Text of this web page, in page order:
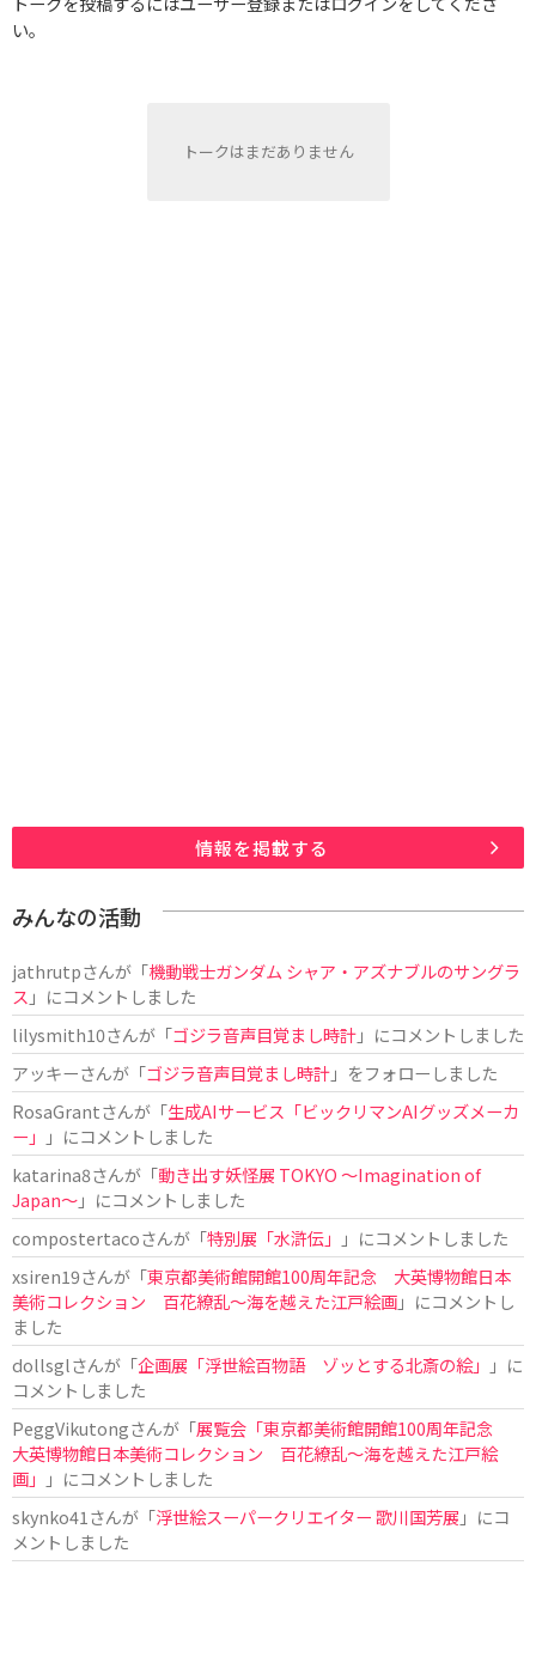
い。
トークはまだありません
情報を掲載する
みんなの活動
jathrutpさんが「機動戦士ガンダム シャア・アズナブルのサングラ
ス 」にコメントしました
lilysmith10さんが「ゴジラ音声目覚まし時計」にコメントしました
アッキーさんが「ゴジラ音声目覚まし時計」をフォローしました
RosaGrantさんが「生成AIサービス「ビックリマンAIグッズメーカ
ー」
」にコメントしました
katarina8さんが「動き出す妖怪展 TOKYO 〜Imagination of
Japan〜」にコメントしました
compostertacoさんが「特別展「水滸伝」
」にコメントしました
xsiren19さんが「東京都美術館開館100周年記念 大英博物館日本
美術コレクション 百花繚乱～海を越えた江戸絵画」にコメントし
ました
dollsglさんが「企画展「浮世絵百物語 ゾッとする北斎の絵」
」に
コメントしました
PeggVikutongさんが「展覧会「東京都美術館開館100周年記念
大英博物館日本美術コレクション 百花繚乱〜海を越えた江戸絵
画」
」にコメントしました
skynko41 さんが「浮世絵スーパークリエイター 歌川国芳展 」にコ
メントしました